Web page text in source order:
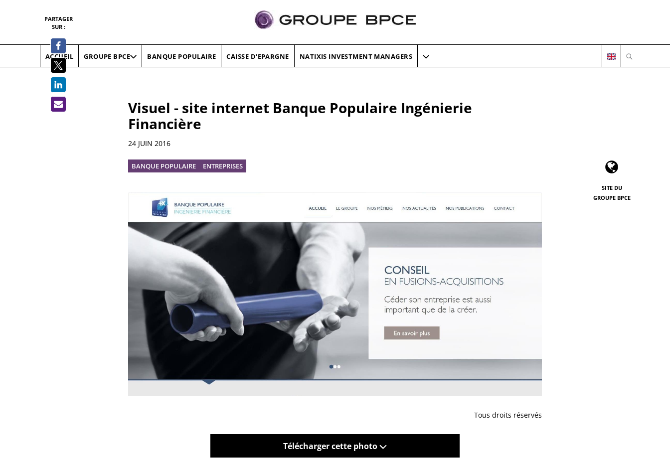
ACCUEIL GROUPE BPCE BANQUE POPULAIRE CAISSE D'EPARGNE NATIXIS INVESTMENT MANAGERS OUVRIR LA
Visuel - site internet Banque Populaire Ingénierie
Financière
Informations
24 JUIN 2016
BANQUE POPULAIRE ENTREPRISES
PARTAGER
SUR :
SITE DU
GROUPE BPCE
Tous droits réservés
Télécharger cette photo